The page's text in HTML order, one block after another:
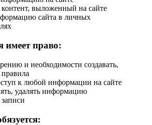
выложенный на сайте
сайта в личных
имеет право:
и необходимости создавать,
к любой информации на сайте
удалять информацию